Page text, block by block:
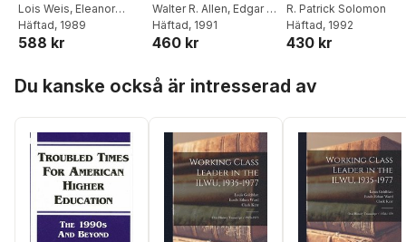
Lois Weis, Eleanor
Farrar,Hugh G. Petrie
Häftad, 1989
588 kr
Walter R. Allen, Edgar G.
Epps,Nesha Z. Haniff
Häftad, 1991
460 kr
R. Patrick Solomon
Häftad, 1992
430 kr
Du kanske också är intresserad av